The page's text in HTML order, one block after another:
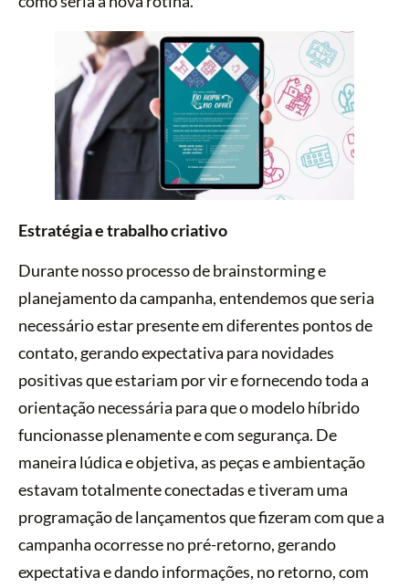
Estratégia e trabalho criativo
Durante nosso processo de brainstorming e
planejamento da campanha, entendemos que seria
necessário estar presente em diferentes pontos de
contato, gerando expectativa para novidades
positivas que estariam por vir e fornecendo toda a
orientação necessária para que o modelo híbrido
funcionasse plenamente e com segurança. De
maneira lúdica e objetiva, as peças e ambientação
estavam totalmente conectadas e tiveram uma
programação de lançamentos que fizeram com que a
campanha ocorresse no pré-retorno, gerando
expectativa e dando informações, no retorno, com